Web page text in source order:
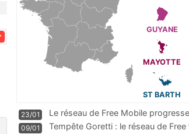
GUYANE
MAYOTTE
ST BARTH
23/01
Le réseau de Free Mobile
m
09/01
Tempête Goretti : le réseau de